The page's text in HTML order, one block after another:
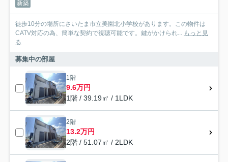
新築
徒歩10分の場所にさいたま市立美園北小学校があります。この物件は
CATV対応の為、簡単な契約で視聴可能です。鍵がかけられ... もっと見
る
募集中の部屋
1階
9.6万円
1階 / 39.19㎡ / 1LDK
2階
13.2万円
2階 / 51.07㎡ / 2LDK